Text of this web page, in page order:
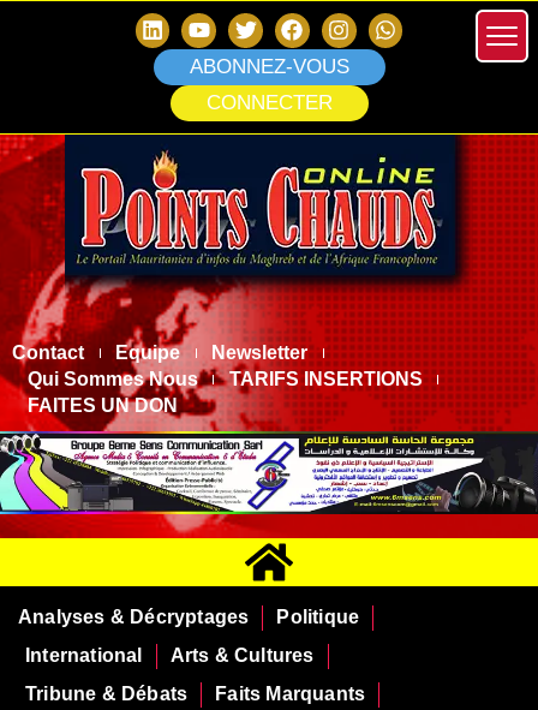
ABONNEZ-VOUS
CONNECTER
Contact Equipe
Newsletter
Qui Sommes Nous
TARIFS INSERTIONS
FAITES UN DON
Analyses & Décryptages
Politique
International
Arts & Cultures
Tribune & Débats
Faits Marquants